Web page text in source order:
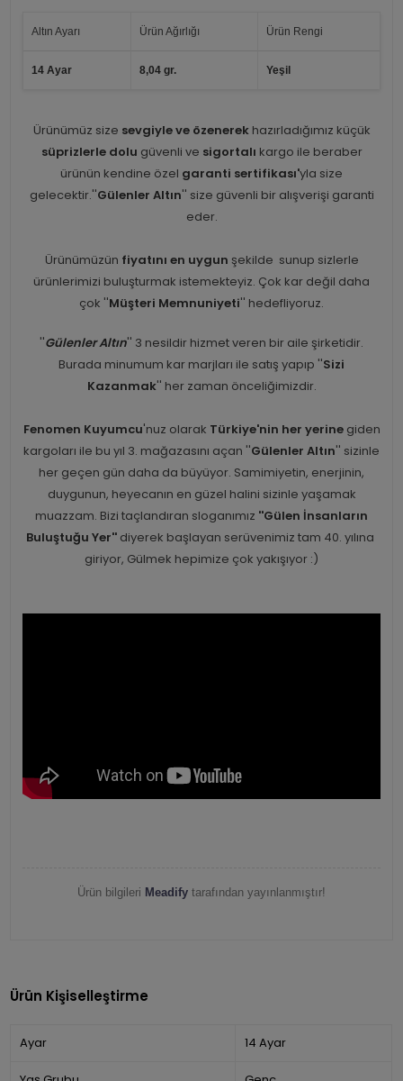
Altın Ayarı Ürün Ağırlığı Ürün Rengi
14 Ayar 8,04 gr. Yeşil
Ürünümüz size sevgiyle ve özenerekhazırladığımız küçük
süprizlerle dolu güvenli ve sigortalı kargo ile beraber
ürünün kendine özel garanti sertifikası'yla size
gelecektir.''Gülenler Altın'' size güvenli bir alışverişi garanti
eder.
Ürünümüzün fiyatını en uygun şekilde sunup sizlerle
ürünlerimizi buluşturmak istemekteyiz. Çok kar değil daha
çok ''Müşteri Memnuniyeti'' hedefliyoruz.
''Gülenler Altın'' 3 nesildir hizmet veren bir aile şirketidir.
Burada minumum kar marjları ile satış yapıp ''Sizi
Kazanmak'' her zaman önceliğimizdir.
Fenomen Kuyumcu'nuz olarak Türkiye'nin her yerinegiden
kargoları ile bu yıl 3. mağazasını açan ''Gülenler Altın'' sizinle
her geçen gün daha da büyüyor. Samimiyetin, enerjinin,
duygunun, heyecanın en güzel halini sizinle yaşamak
muazzam. Bizi taçlandıran sloganımız ''Gülen İnsanların
Buluştuğu Yer'' diyerek başlayan serüvenimiz tam 40. yılına
giriyor, Gülmek hepimize çok yakışıyor :)
Ürün bilgileri Meadify tarafından yayınlanmıştır!
Ürün Kişiselleştirme
Ayar 14 Ayar